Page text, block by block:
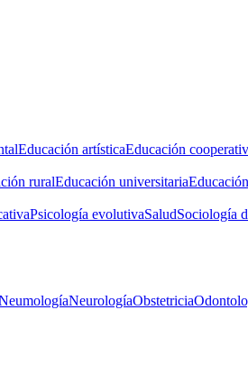
Educación artísticaEducación
ruralEducación universitaria
Psicología evolutivaSaludSociología
NeurologíaObstetricia